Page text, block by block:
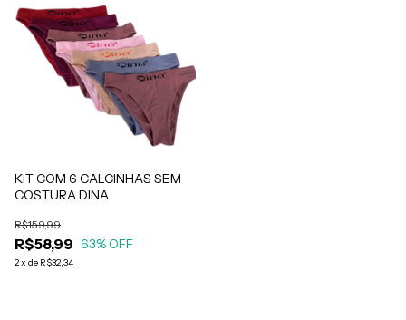
KIT COM 6 CALCINHAS SEM
COSTURA DINA
R$58,99
R$159,99
63% OFF
2x de R$32,34